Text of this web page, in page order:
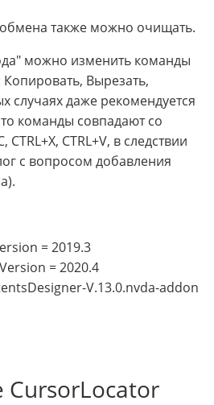
также можно очищать.
можно изменить команды
Вырезать,
случаях даже рекомендуется
команды совпадают со
CTRL+X, CTRL+V, в следствии
с вопросом добавления
= 2019.3
= 2020.4
V.13.0.nvda-addon